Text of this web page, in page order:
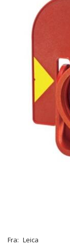
Fra: Leica